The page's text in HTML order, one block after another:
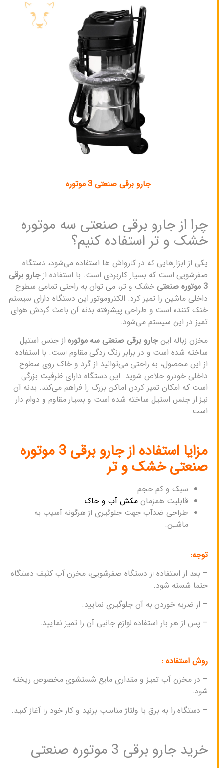
جارو برقی صنعتی 3 موتوره
چرا از جارو برقی صنعتی سه موتوره
خشک و تر استفاده کنیم؟
یکی از ابزارهایی که در کارواش ها استفاده می‌شود، دستگاه
صفرشویی است که بسیار کاربردی است. با استفاده ازجارو برقی
3 موتوره صنعتی
خشک و تر، می توان به راحتی تمامی سطوح
داخلی ماشین را تمیز کرد. الکتروموتور این دستگاه دارای سیستم
خنک کننده است و طراحی پیشرفته بدنه آن باعث گردش هوای
تمیز در این سیستم می‌شود.
مخزن زباله اینجارو برقی صنعتی سه موتوره از جنس استیل
ساخته شده است و در برابر زنگ زدگی مقاوم است. با استفاده
از این محصول، به راحتی می‌توانید از گرد و خاک روی سطوح
داخلی خودرو خلاص شوید. این دستگاه دارای ظرفیت بزرگی
است که امکان تمیز کردن اماکن بزرگ را فراهم می‌کند. بدنه آن
نیز از جنس استیل ساخته شده است و بسیار مقاوم و دوام دار
است.
مزایا استفاده از جارو برقی 3 موتوره
صنعتی خشک و تر
سبک و کم حجم.
قابلیت همزمان مکش آب و خاک.
طراحی ضدآب جهت جلوگیری از هرگونه آسیب به
ماشین.
توجه:
– بعد از استفاده از دستگاه صفرشویی، مخزن آب کثیف دستگاه
حتما شسته شود.
– از ضربه خوردن به آن جلوگیری نمایید.
– پس از هر بار استفاده لوازم جانبی آن را تمیز نمایید.
روش استفاده :
– در مخزن آب تميز و مقداری مایع شستشوی مخصوص ريخته
شود.
– دستگاه را به برق با ولتاژ مناسب بزنید و کار خود را آغاز کنید.
خرید جارو برقی 3 موتوره صنعتی